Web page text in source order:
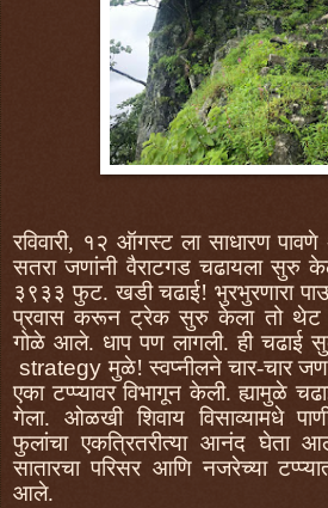
रविवारी, १२ ऑगस्ट ला साधारण पावणे
सतरा जणांनी वैराटगड चढायला सुरु
३९३३ फुट. खडी चढाई! भुरभुरणारा
प्रवास करून ट्रेक सुरु केला तो थेट
गोळे आले. धाप पण लागली. ही चढाई
strategyमुळे! स्वप्नीलने चार-चार
एका टप्प्यावर विभागून केली. ह्यामुळे
गेला. ओळखी शिवाय विसाव्यामधे
फुलांचा एकत्रितरीत्या आनंद घेता
सातारचा परिसर आणि नजरेच्या
आले.